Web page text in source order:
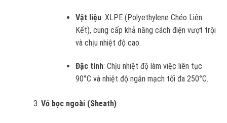
Vật liệu: XLPE (Polyethylene Chéo Liên
Kết), cung cấp khả năng cách điện vượt trội
và chịu nhiệt độ cao.
Đặc tính: Chịu nhiệt độ làm việc liên tục
90°C và nhiệt độ ngắn mạch tối đa 250°C.
Vỏ bọc ngoài (Sheath):